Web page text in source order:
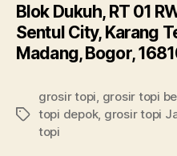
Blok Dukuh, RT 01
Sentul City, Karang
Madang, Bogor,
Tags
grosir topi grosir topi
topi depok, grosir topi
topi